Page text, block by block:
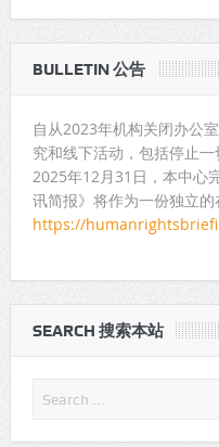
BULLETIN 公告
自从2023年机构关闭办公
究和线下活动，包括停止一
2025年12月31日，本中心
讯简报》将作为一份独立的
https://
SEARCH 搜索本站